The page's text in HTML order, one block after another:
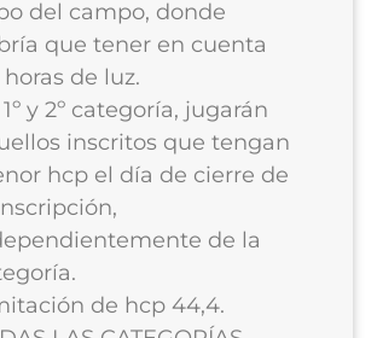
del campo, donde
que tener en cuenta
horas de luz.
1º y 2º categoría, jugarán
inscritos que tengan
hcp el día de cierre de
de la
de hcp 44,4.